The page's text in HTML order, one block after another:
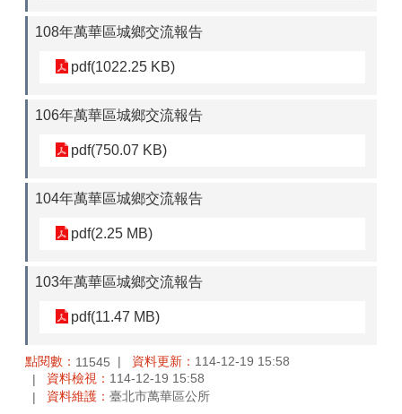
108年萬華區城鄉交流報告
pdf(1022.25 KB)
106年萬華區城鄉交流報告
pdf(750.07 KB)
104年萬華區城鄉交流報告
pdf(2.25 MB)
103年萬華區城鄉交流報告
pdf(11.47 MB)
點閱數： 11545 資料更新： 114-12-19 15:58
資料檢視： 114-12-19 15:58
資料維護： 臺北市萬華區公所